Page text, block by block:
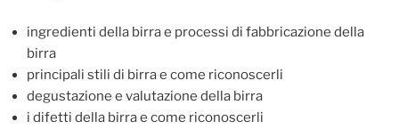
ingredienti della birra e processi di fabbricazione della
birra
principali stili di birra e come riconoscerli
degustazione e valutazione della birra
i difetti della birra e come riconoscerli